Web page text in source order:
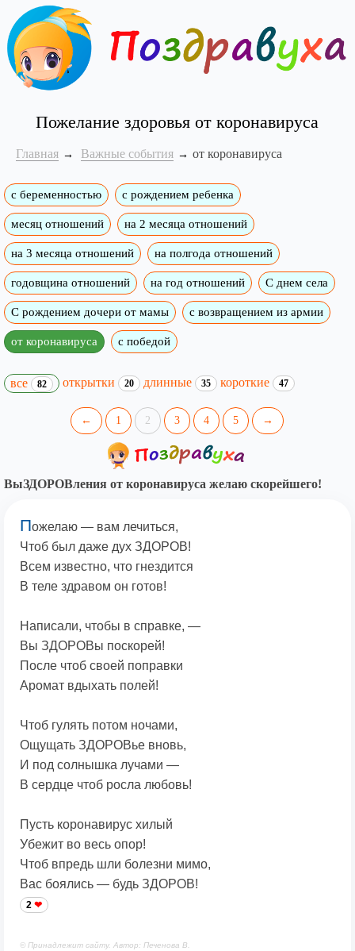
Пожелание здоровья от коронавируса
Главная Важные события от коронавируса
с беременностью с рождением ребенка
месяц отношений на 2 месяца отношений
на 3 месяца отношений на полгода отношений
годовщина отношений на год отношений С днем села
С рождением дочери от мамы с возвращением из армии
от коронавируса с победой
все 82 открытки 20 длинные 35 короткие 47
← 1 2 3 4 5 →
ВыЗДОРОВления от коронавируса желаю скорейшего!
Пожелаю — вам лечиться,
Чтоб был даже дух ЗДОРОВ!
Всем известно, что гнездится
В теле здравом он готов!
Написали, чтобы в справке, —
Вы ЗДОРОВы поскорей!
После чтоб своей поправки
Аромат вдыхать полей!
Чтоб гулять потом ночами,
Ощущать ЗДОРОВье вновь,
И под солнышка лучами —
В сердце чтоб росла любовь!
Пусть коронавирус хилый
Убежит во весь опор!
Чтоб впредь шли болезни мимо,
Вас боялись — будь ЗДОРОВ!
2
© Принадлежит сайту. Автор: Печенова В.